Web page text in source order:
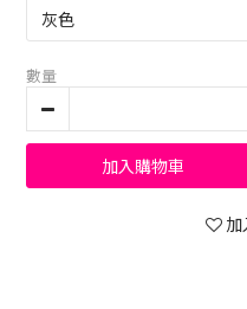
數量
加入購物車